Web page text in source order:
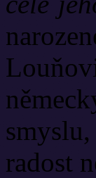
radost